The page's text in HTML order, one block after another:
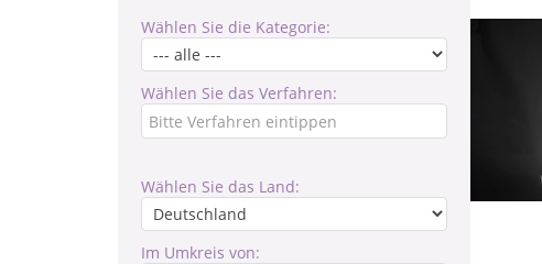
Wählen Sie die Kategorie:
Wählen Sie das Verfahren:
Wählen Sie das Land:
Im Umkreis von: